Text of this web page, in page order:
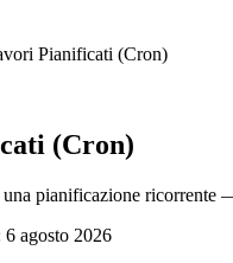
Pianificati (Cron)
(Cron)
pianificazione ricorrente
6 agosto 2026